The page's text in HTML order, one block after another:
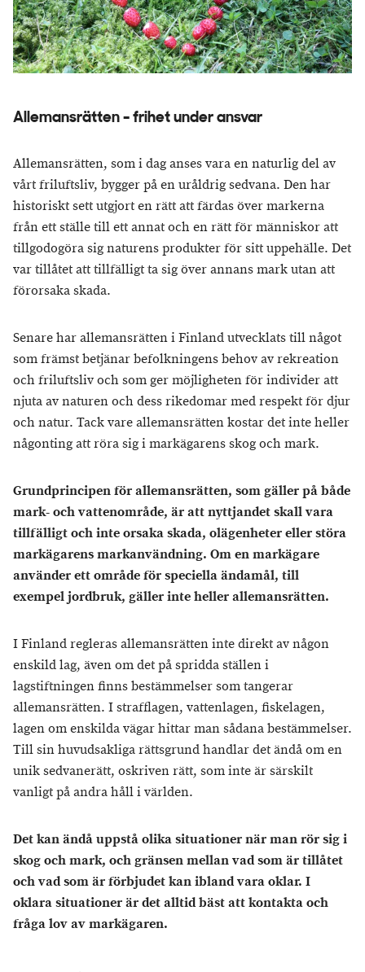
Allemansrätten - frihet under ansvar
Allemansrätten, som i dag anses vara en naturlig del av
vårt friluftsliv, bygger på en uråldrig sedvana. Den har
historiskt sett utgjort en rätt att färdas över markerna
från ett ställe till ett annat och en rätt för människor att
tillgodogöra sig naturens produkter för sitt uppehälle. Det
var tillåtet att tillfälligt ta sig över annans mark utan att
förorsaka skada.
Senare har allemansrätten i Finland utvecklats till något
som främst betjänar befolkningens behov av rekreation
och friluftsliv och som ger möjligheten för individer att
njuta av naturen och dess rikedomar med respekt för djur
och natur. Tack vare allemansrätten kostar det inte heller
någonting att röra sig i markägarens skog och mark.
Grundprincipen för allemansrätten, som gäller på både
mark- och vattenområde, är att nyttjandet skall vara
tillfälligt och inte orsaka skada, olägenheter eller störa
markägarens markanvändning. Om en markägare
använder ett område för speciella ändamål, till
exempel jordbruk, gäller inte heller allemansrätten.
I Finland regleras allemansrätten inte direkt av någon
enskild lag, även om det på spridda ställen i
lagstiftningen finns bestämmelser som tangerar
allemansrätten. I strafflagen, vattenlagen, fiskelagen,
lagen om enskilda vägar hittar man sådana bestämmelser.
Till sin huvudsakliga rättsgrund handlar det ändå om en
unik sedvanerätt, oskriven rätt, som inte är särskilt
vanligt på andra håll i världen.
Det kan ändå uppstå olika situationer när man rör sig i
skog och mark, och gränsen mellan vad som är tillåtet
och vad som är förbjudet kan ibland vara oklar. I
oklara situationer är det alltid bäst att kontakta och
fråga lov av markägaren.